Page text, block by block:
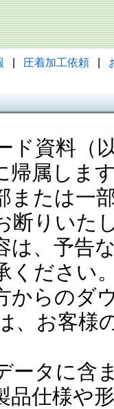
圧着加工依頼
ド資料（
帰属しま
または一
断りいた
は、予告
ください
からのダ
、お客様
タに含
品仕様や